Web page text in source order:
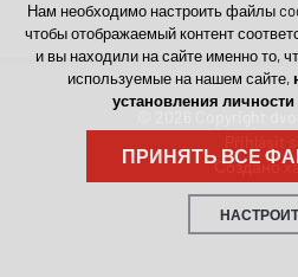
Přihlásit
Создано
Нам необходимо настроить файлы
чтобы отображаемый контент
и вы находили на сайте именно то,
используемые на нашем сайте,
установления
ПРИНЯТЬ ВСЕ